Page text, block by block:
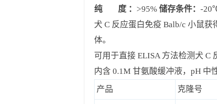
纯
度 ： >95% 储存条件： -
犬 C 反应蛋白免疫 Balb/c 小鼠
体。
可用于直接 ELISA 方法检测犬 C
内含 0.1M 甘氨酸缓冲液，pH 中
产品
克隆号